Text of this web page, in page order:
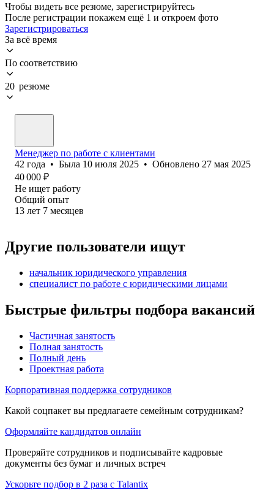
Чтобы видеть все резюме, зарегистрируйтесь
После регистрации покажем ещё 1 и откроем фото
Зарегистрироваться
За всё время
По соответствию
20 резюме
Менеджер по работе с клиентами
42 года • Была 10 июля 2025 • Обновлено 27 мая 2025
40 000 ₽
Не ищет работу
Общий опыт
13 лет 7 месяцев
Другие пользователи ищут
начальник юридического управления
специалист по работе с юридическими лицами
Быстрые фильтры подбора вакансий
Частичная занятость
Полная занятость
Полный день
Проектная работа
Корпоративная поддержка сотрудников
Какой соцпакет вы предлагаете семейным сотрудникам?
Оформляйте кандидатов онлайн
Проверяйте сотрудников и подписывайте кадровые
документы без бумаг и личных встреч
Ускорьте подбор в 2 раза с Talantix